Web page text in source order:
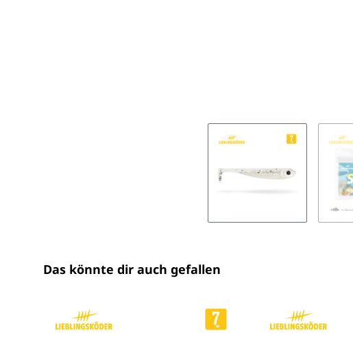
Das könnte dir auch gefallen